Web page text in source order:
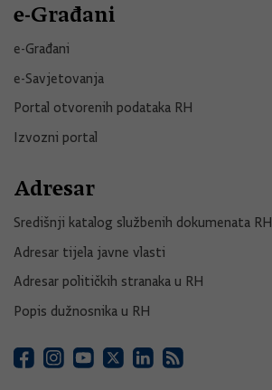
e-Građani
e-Građani
e-Savjetovanja
Portal otvorenih podataka RH
Izvozni portal
Adresar
Središnji katalog službenih dokumenata RH
Adresar tijela javne vlasti
Adresar političkih stranaka u RH
Popis dužnosnika u RH